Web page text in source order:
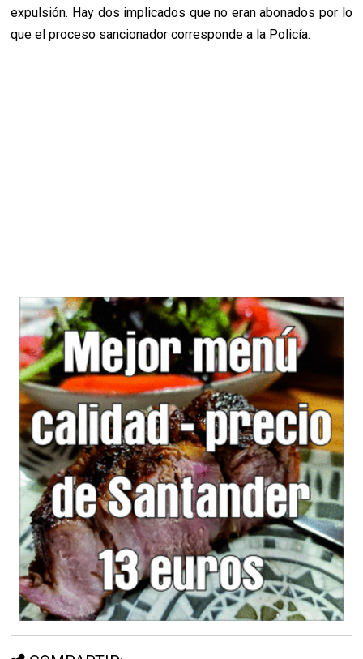
expulsión. Hay dos implicados que no eran abonados por lo
que el proceso sancionador corresponde a la Policía.